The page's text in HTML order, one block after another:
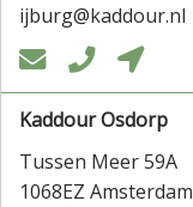
ijburg@kaddour.nl
  
Kaddour Osdorp
Tussen Meer 59A
1068EZ Amsterdam